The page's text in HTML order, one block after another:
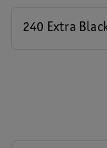
240 Extra